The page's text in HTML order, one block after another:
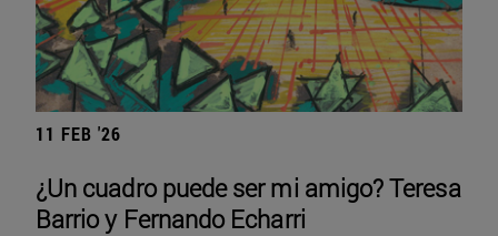
11 FEB '26
¿Un cuadro puede ser mi amigo? Teresa
Barrio y Fernando Echarri